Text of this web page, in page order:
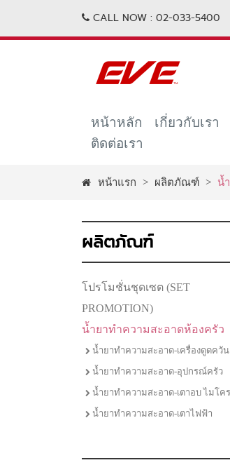
CALL NOW : 02-033-5400
หน้าหลัก เกี่ยวกับเรา
ติดต่อเรา
หน้าแรก > ผลิตภัณฑ์ > น้
ผลิตภัณฑ์
โปรโมชั่นชุดเซต (SET
PROMOTION)
ไมโครเวฟ
ชุดเซตเตาแก๊สพร้อมเครื่องดูดควัน
ชุดเซตเตาไฟฟ้าพร้อมเครื่องดูดควัน
ชุดเซตเตาแก๊ส เครื่่องดูดควัน และซิง
จาน
น้ำยาทำความสะอาดห้องครัว
น้ำยาทำความสะอาด-เครื่องดูดควัน
น้ำยาทำความสะอาด-อุปกรณ์ครัว
น้ำยาทำความสะอาด-เตาอบ ไมโคร
น้ำยาทำความสะอาด-เตาไฟฟ้า